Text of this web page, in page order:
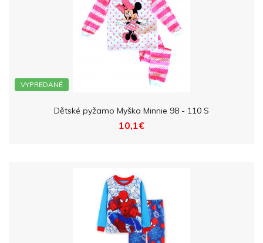
VYPREDANÉ
Dětské pyžamo Myška Minnie 98 - 110 S
10,1€